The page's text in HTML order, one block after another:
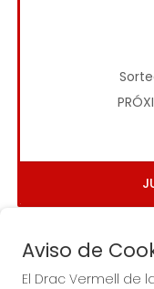
Aviso de
El Drac Vermell de